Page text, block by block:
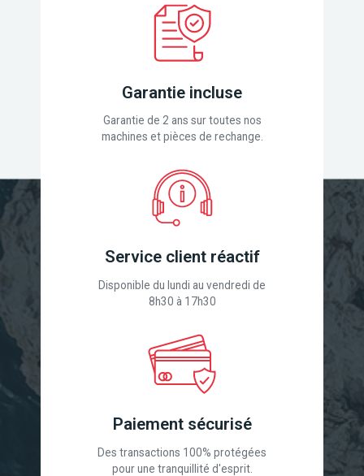
Garantie incluse
Garantie de 2 ans sur toutes nos
machines et pièces de rechange.
Service client réactif
Disponible du lundi au vendredi de
8h30 à 17h30
Paiement sécurisé
Des transactions 100% protégées
pour une tranquillité d'esprit.